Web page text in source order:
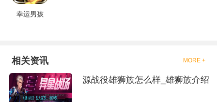
幸运男孩
相关资讯 MORE +
源战役雄狮族怎么样_雄狮族介绍